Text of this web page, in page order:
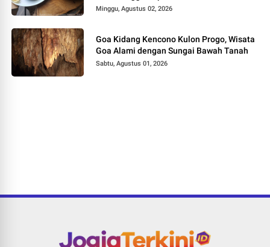
Minggu, Agustus 02, 2026
Goa Kidang Kencono Kulon Progo, Wisata
Goa Alami dengan Sungai Bawah Tanah
Sabtu, Agustus 01, 2026